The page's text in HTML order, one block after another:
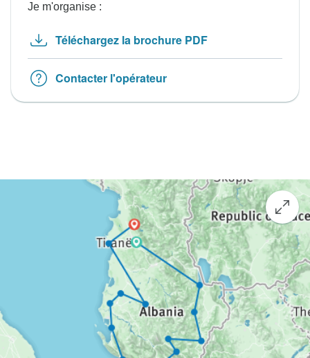
Je m'organise :
Téléchargez la brochure PDF
Contacter l'opérateur